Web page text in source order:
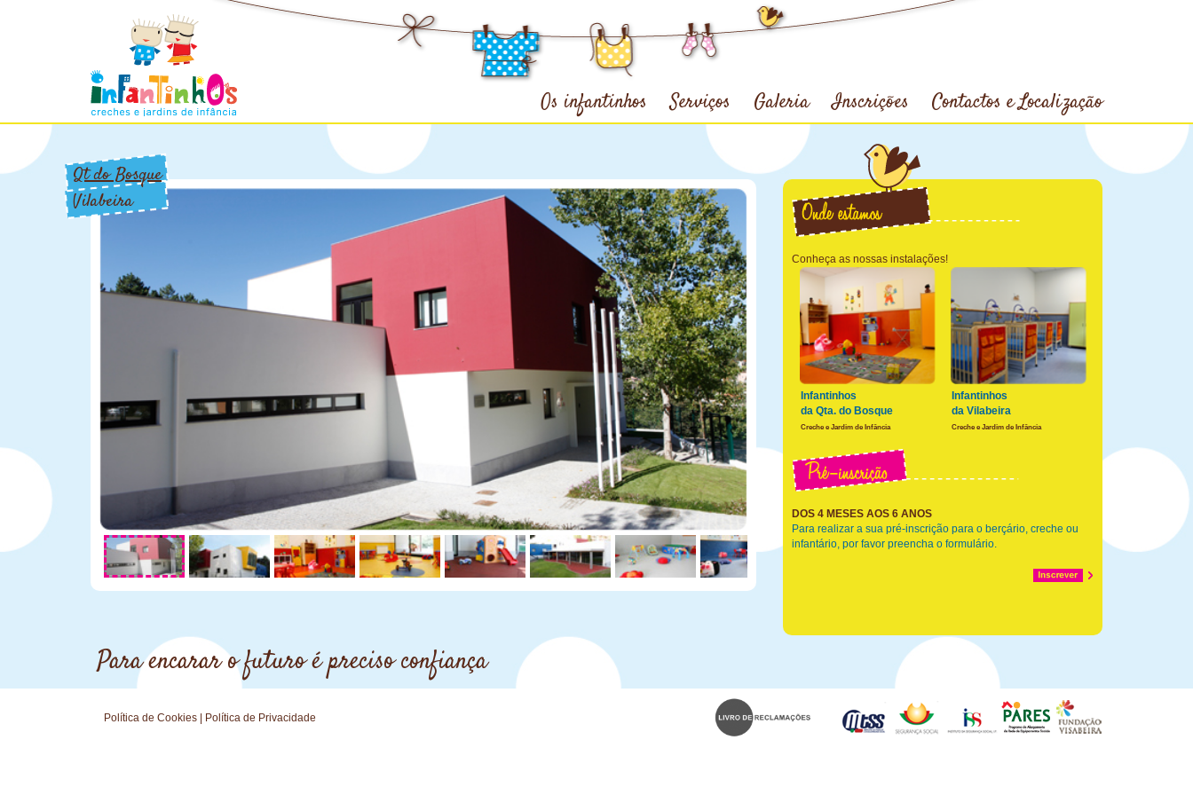
Os infantinhos Serviços Galeria Inscrições Contactos e Localização
Qt do Bosque
Vilabeira
Conheça as nossas instalações!
Infantinhos
da Qta. do Bosque
Creche e Jardim de Infância
Infantinhos
da Vilabeira
Creche e Jardim de Infância
DOS 4 MESES AOS 6 ANOS
Para realizar a sua pré-inscrição para o berçário, creche ou
infantário, por favor preencha o formulário.
Para encarar o futuro é preciso confiança
Política de Cookies Política de Privacidade